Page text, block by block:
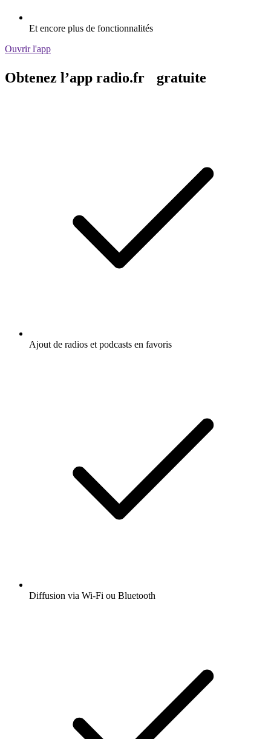
Et encore plus de fonctionnalités
Ouvrir l'app
Obtenez l’app radio.fr gratuite
Ajout de radios et podcasts en favoris
Diffusion via Wi-Fi ou Bluetooth